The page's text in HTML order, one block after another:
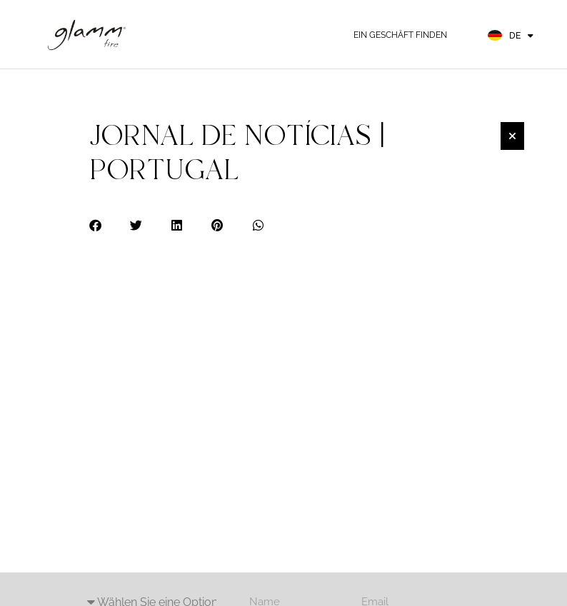
EIN GESCHÄFT FINDEN DE
ES
JORNAL DE NOTÍCIAS |
PORTUGAL